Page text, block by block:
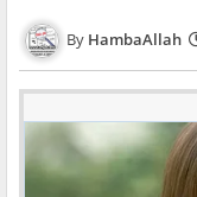
HambaAllah